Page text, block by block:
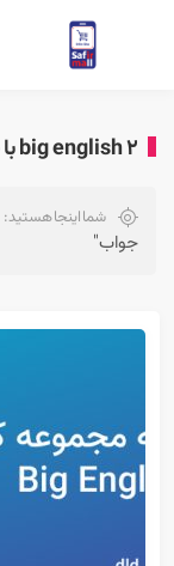
big english 2 با جواب
شما اینجا هستید:
جواب"